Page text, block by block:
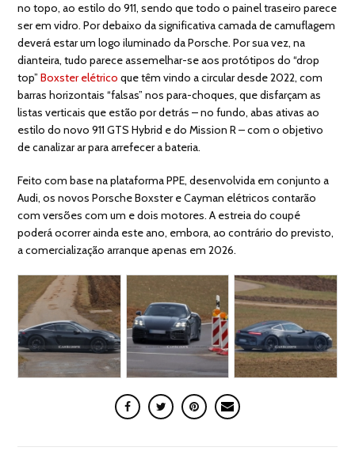
no topo, ao estilo do 911, sendo que todo o painel traseiro parece
ser em vidro. Por debaixo da significativa camada de camuflagem
deverá estar um logo iluminado da Porsche. Por sua vez, na
dianteira, tudo parece assemelhar-se aos protótipos do “drop
top”Boxster elétrico que têm vindo a circular desde 2022, com
barras horizontais “falsas” nos para-choques, que disfarçam as
listas verticais que estão por detrás – no fundo, abas ativas ao
estilo do novo 911 GTS Hybrid e do Mission R – com o objetivo
de canalizar ar para arrefecer a bateria.
Feito com base na plataforma PPE, desenvolvida em conjunto a
Audi, os novos Porsche Boxster e Cayman elétricos contarão
com versões com um e dois motores. A estreia do coupé
poderá ocorrer ainda este ano, embora, ao contrário do previsto,
a comercialização arranque apenas em 2026.